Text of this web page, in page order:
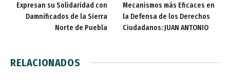
Expresan su Solidaridad con
Damnificados de la Sierra
Norte de Puebla
Mecanismos más Eficaces en
la Defensa de los Derechos
Ciudadanos: JUAN ANTONIO
RELACIONADOS